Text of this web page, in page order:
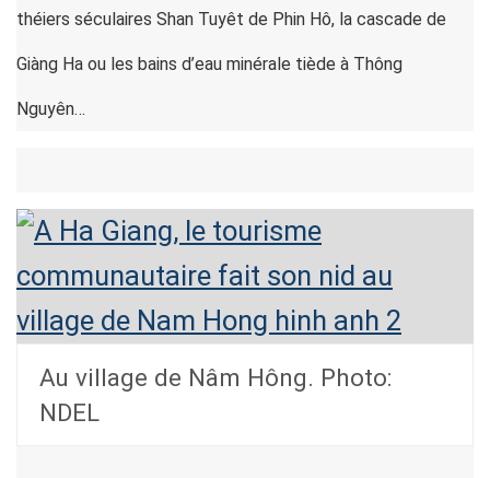
théiers séculaires Shan Tuyêt de Phin Hô, la cascade de
Giàng Ha ou les bains d’eau minérale tiède à Thông
Nguyên…
Au village de Nâm Hông. Photo:
NDEL